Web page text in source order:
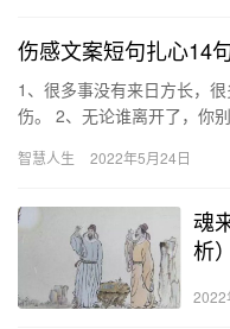
伤感文案短句扎心14
1、很多事没有来日方长，
伤。 2、无论谁离开了，你
智慧人生 2022年5月24日
魂
析）
2022